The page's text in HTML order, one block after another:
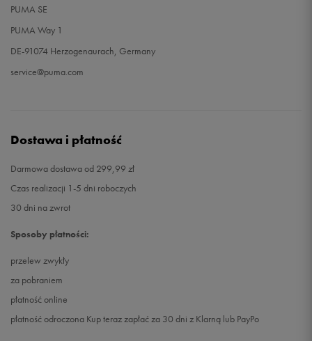
PUMA SE
PUMA Way 1
DE-91074 Herzogenaurach, Germany
service@puma.com
Dostawa i płatność
Darmowa dostawa od 299,99 zł
Czas realizacji 1-5 dni roboczych
30 dni na zwrot
Sposoby płatności:
przelew zwykły
za pobraniem
płatność online
płatność odroczona Kup teraz zapłać za 30 dni z Klarną lub PayPo